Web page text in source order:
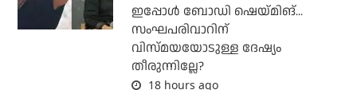
ഇപ്പോള്‍ ബോഡി ഷെയ്മിങ്...
സംഘപരിവാറിന്
വിസ്മയയോടുള്ള ദേഷ്യം
തീരുന്നില്ലേ?
18 hours ago